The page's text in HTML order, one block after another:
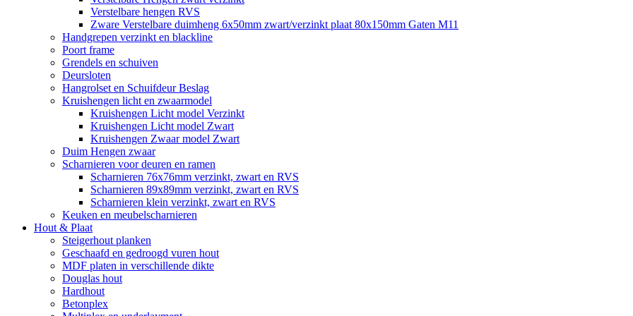
Verstelbare hengen RVS
Zware Verstelbare duimheng 6x50mm zwart/verzinkt plaat 80x150mm Gaten M11
Handgrepen verzinkt en blackline
Poort frame
Grendels en schuiven
Deursloten
Hangrolset en Schuifdeur Beslag
Kruishengen licht en zwaarmodel
Kruishengen Licht model Verzinkt
Kruishengen Licht model Zwart
Kruishengen Zwaar model Zwart
Duim Hengen zwaar
Scharnieren voor deuren en ramen
Scharnieren 76x76mm verzinkt, zwart en RVS
Scharnieren 89x89mm verzinkt, zwart en RVS
Scharnieren klein verzinkt, zwart en RVS
Keuken en meubelscharnieren
Hout & Plaat
Steigerhout planken
Geschaafd en gedroogd vuren hout
MDF platen in verschillende dikte
Douglas hout
Hardhout
Betonplex